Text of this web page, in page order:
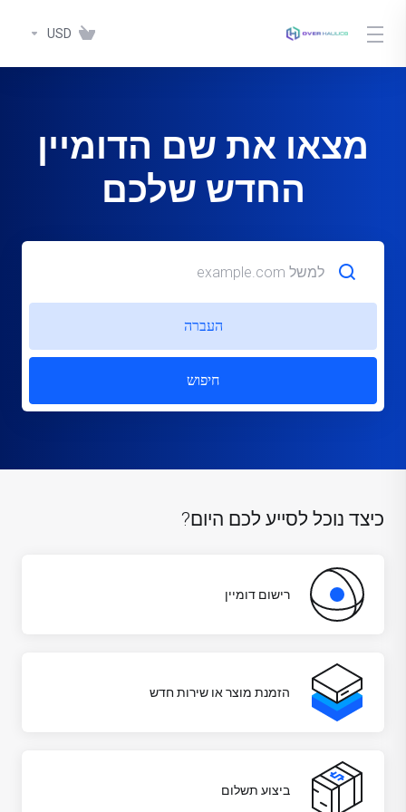
USD
מצאו את שם הדומיין
החדש שלכם
העברה
חיפוש
כיצד נוכל לסייע לכם היום?
רישום דומיין
הזמנת מוצר או שירות חדש
ביצוע תשלום